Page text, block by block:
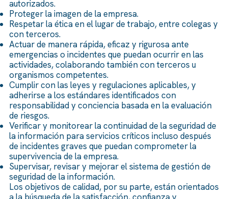
autorizados.
Proteger la imagen de la empresa.
Respetar la ética en el lugar de trabajo, entre colegas y
con terceros.
Actuar de manera rápida, eficaz y rigurosa ante
emergencias o incidentes que puedan ocurrir en las
actividades, colaborando también con terceros u
organismos competentes.
Cumplir con las leyes y regulaciones aplicables, y
adherirse a los estándares identificados con
responsabilidad y conciencia basada en la evaluación
de riesgos.
Verificar y monitorear la continuidad de la seguridad de
la información para servicios críticos incluso después
de incidentes graves que puedan comprometer la
supervivencia de la empresa.
Supervisar, revisar y mejorar el sistema de gestión de
seguridad de la información.
Los objetivos de calidad, por su parte, están orientados